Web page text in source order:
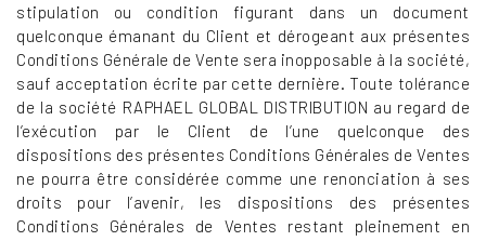
stipulation ou condition figurant dans un document
quelconque émanant du Client et dérogeant aux présentes
Conditions Générale de Vente sera inopposable à la société,
sauf acceptation écrite par cette dernière. Toute tolérance
de la société RAPHAEL GLOBAL DISTRIBUTION au regard de
l’exécution par le Client de l’une quelconque des
dispositions des présentes Conditions Générales de Ventes
ne pourra être considérée comme une renonciation à ses
droits pour l’avenir, les dispositions des présentes
Conditions Générales de Ventes restant pleinement en